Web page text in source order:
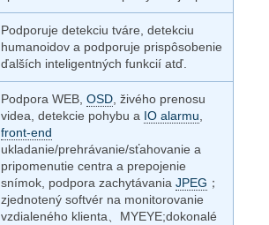
Podporuje detekciu tváre, detekciu
humanoidov a podporuje prispôsobenie
ďalších inteligentných funkcií atď.
Podpora WEB, OSD , živého prenosu
videa, detekcie pohybu a IO alarmu
front-end
ukladanie/prehrávanie/sťahovanie a
pripomenutie centra a prepojenie
snímok, podpora zachytávania JPEG ；
zjednotený softvér na monitorovanie
vzdialeného klienta、MYEYE;dokonalé